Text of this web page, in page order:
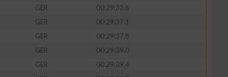
GER
00:29:33.6
GER
00:29:37.1
GER
00:29:37.8
GER
00:29:39.0
GER
00:29:39.4